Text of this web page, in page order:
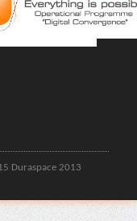
Duraspace 2013